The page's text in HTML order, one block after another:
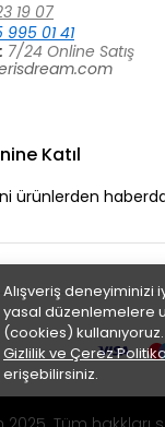
Alışveriş deneyiminizi
yasal düzenlemelere
(cookies)
Gizlilik ve Çerez
erişebilirsiniz.
19 07
01 41
7/24 Online Satış
Katıl
ürünlerden